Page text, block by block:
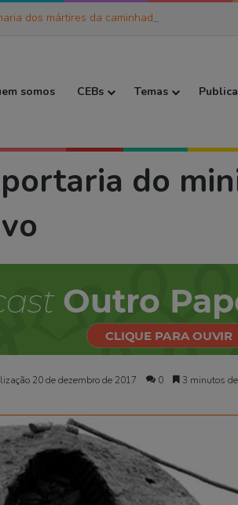
dos mártires da caminhada
Inicialsomos CEBs Temas
do trabalho “acaba” com trabalho escravo
do
20 de dezembro de 2017 0 3 minutos